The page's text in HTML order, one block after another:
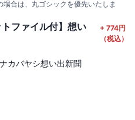
合は、丸ゴシックを優先いたしま
ファイル付】想い
+ 774円
（税込）
カバヤシ想い出新聞